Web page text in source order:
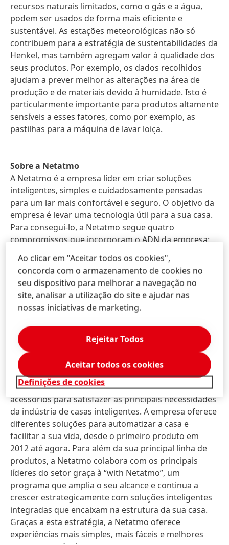
recursos naturais limitados, como o gás e a água,
podem ser usados de forma mais eficiente e
sustentável. As estações meteorológicas não só
contribuem para a estratégia de sustentabilidades da
Henkel, mas também agregam valor à qualidade dos
seus produtos. Por exemplo, os dados recolhidos
ajudam a prever melhor as alterações na área de
produção e de materiais devido à humidade. Isto é
particularmente importante para produtos altamente
sensíveis a esses fatores, como por exemplo, as
pastilhas para a máquina de lavar loiça.
Sobre a Netatmo
A Netatmo é a empresa líder em criar soluções
inteligentes, simples e cuidadosamente pensadas
para um lar mais confortável e seguro. O objetivo da
empresa é levar uma tecnologia útil para a sua casa.
Para consegui-lo, a Netatmo segue quatro
compromissos que incorporam o ADN da empresa:
Design duradouro: sem obsolescência
programada.
Privacidade, em primeiro lugar: desde a fase de
design, asseguramos que podemos garantir a
proteção dos seus dados.
Útil e de confiança: os nossos produtos facilitam a
Através das notificações: notificamos apenas o que
é importante.
Desde 2012, a Netatmo lançou treze dispositivos e
acessórios para satisfazer as principais necessidades
da indústria de casas inteligentes. A empresa oferece
diferentes soluções para automatizar a casa e
facilitar a sua vida, desde o primeiro produto em
2012 até agora. Para além da sua principal linha de
produtos, a Netatmo colabora com os principais
líderes do setor graça à “with Netatmo”, um
programa que amplia o seu alcance e continua a
crescer estrategicamente com soluções inteligentes
integradas que encaixam na estrutura da sua casa.
Graças a esta estratégia, a Netatmo oferece
experiências mais simples, mais fáceis e melhores
Ao clicar em "Aceitar todos os cookies",
concorda com o armazenamento de cookies no
seu dispositivo para melhorar a navegação no
site, analisar a utilização do site e ajudar nas
nossas iniciativas de marketing.
Definições de cookies
Rejeitar Todos
Aceitar todos os cookies